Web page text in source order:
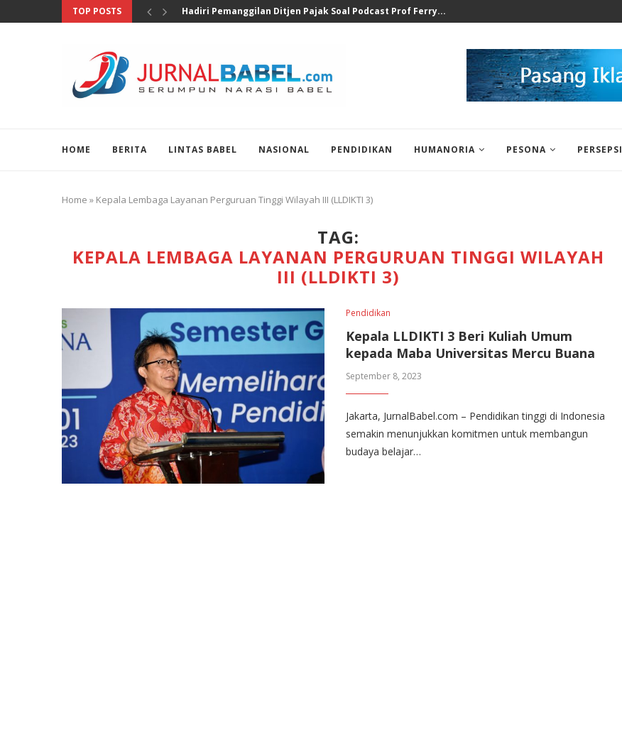
TOP POSTS Pengungkapan 46 Juta Butir Obat Ilegal Bukti Keseriusan...
HOME BERITA LINTAS BABEL NASIONAL PENDIDIKAN HUMANORIA PESONA PERSEPSI
Home » Kepala Lembaga Layanan Perguruan Tinggi Wilayah III (LLDIKTI 3)
TAG:
KEPALA LEMBAGA LAYANAN PERGURUAN TINGGI WILAYAH
III (LLDIKTI 3)
Pendidikan
Kepala LLDIKTI 3 Beri Kuliah Umum
kepada Maba Universitas Mercu Buana
September 8, 2023
Jakarta, JurnalBabel.com – Pendidikan tinggi di Indonesia
semakin menunjukkan komitmen untuk membangun
budaya belajar…